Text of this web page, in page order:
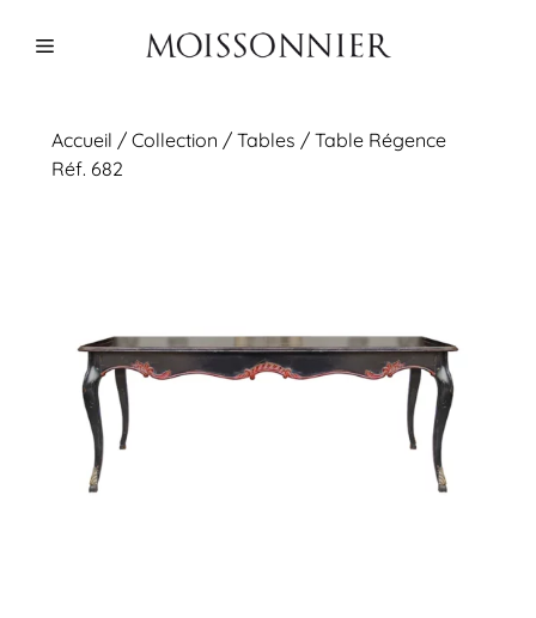
Menu
Accueil /Collection /Tables / Table Régence
Réf. 682